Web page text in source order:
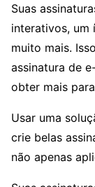
Suas
interativos, um
muito mais.
assinatura de
obter mais
Usar uma
crie belas
não apenas